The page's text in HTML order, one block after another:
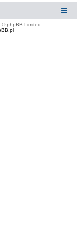
© phpBB Limited